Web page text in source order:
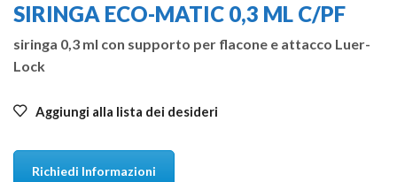
SIRINGA ECO-MATIC 0,3 ML C/PF
siringa 0,3 ml con supporto per flacone e attacco Luer-
Lock
Aggiungi alla lista dei desideri
Richiedi Informazioni